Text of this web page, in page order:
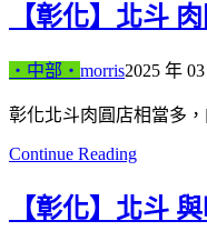
【彰化】北斗
‧中部‧ morris2025 年
彰化北斗肉圓店相當多
Continue Reading
【彰化】北斗